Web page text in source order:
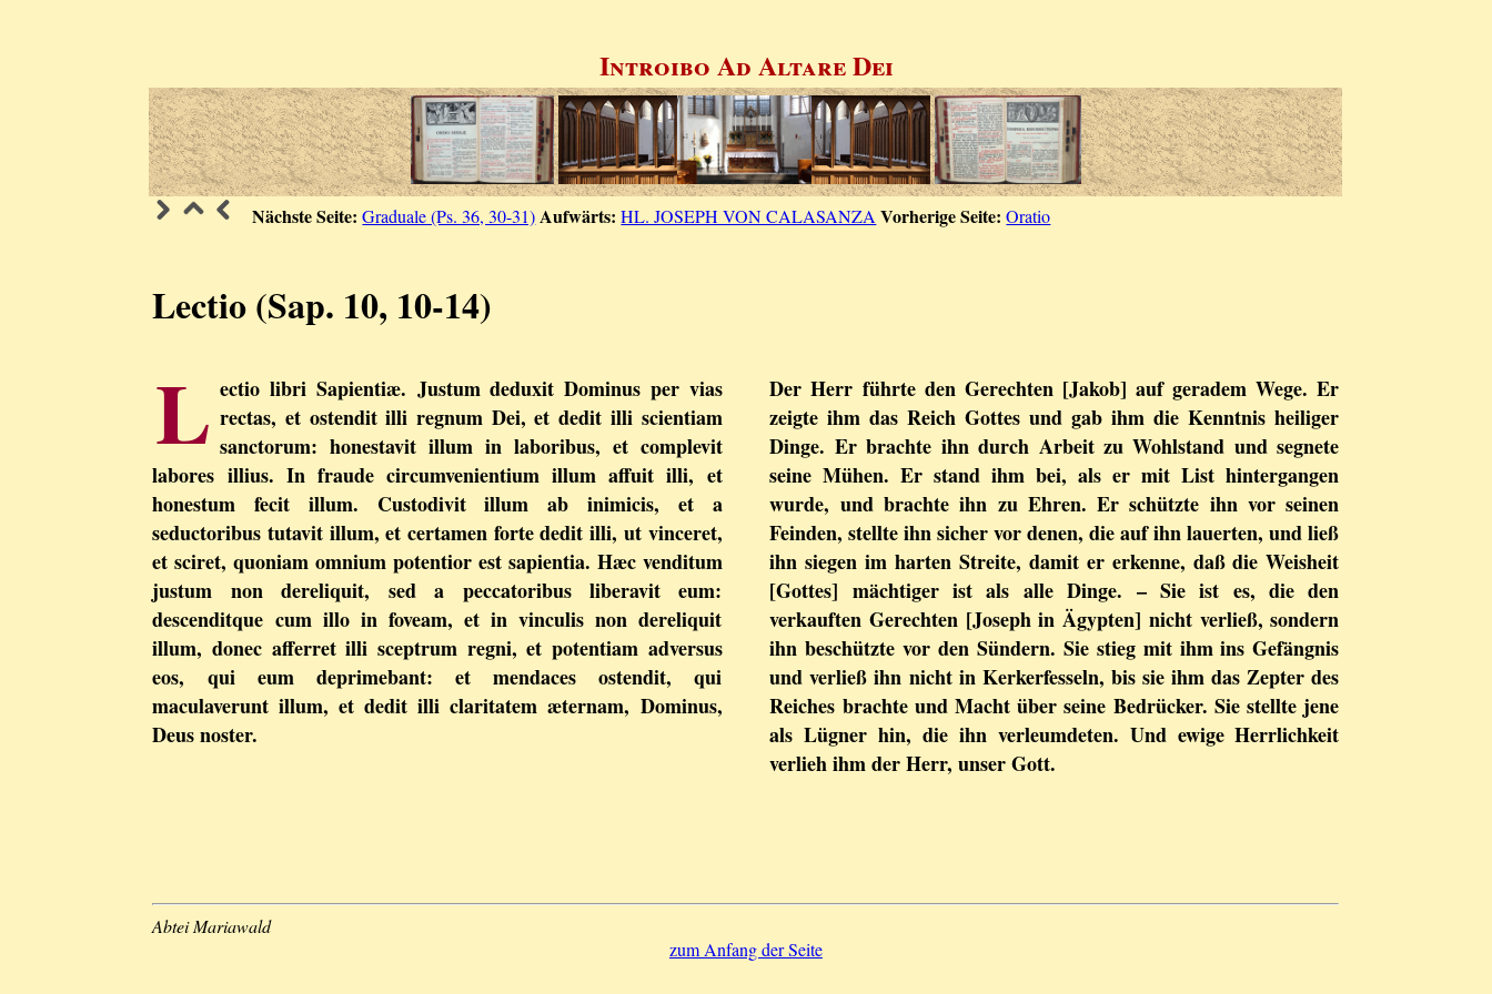
Introibo Ad Altare Dei
Nächste Seite: Graduale (Ps. 36, 30-31) Aufwärts: HL. JOSEPH VON CALASANZA Vorherige Seite: Oratio
Lectio (Sap. 10, 10-14)
L ectio libri Sapientiæ. Justum deduxit Dominus per vias
rectas, et ostendit illi regnum Dei, et dedit illi scientiam
sanctorum: honestavit illum in laboribus, et complevit
labores illius. In fraude circumvenientium illum affuit illi, et
honestum fecit illum. Custodivit illum ab inimicis, et a
seductoribus tutavit illum, et certamen forte dedit illi, ut vinceret,
et sciret, quoniam omnium potentior est sapientia. Hæc venditum
justum non dereliquit, sed a peccatoribus liberavit eum:
descenditque cum illo in foveam, et in vinculis non dereliquit
illum, donec afferret illi sceptrum regni, et potentiam adversus
eos, qui eum deprimebant: et mendaces ostendit, qui
maculaverunt illum, et dedit illi claritatem æternam, Dominus,
Deus noster.
Der Herr führte den Gerechten [Jakob] auf geradem Wege. Er
zeigte ihm das Reich Gottes und gab ihm die Kenntnis heiliger
Dinge. Er brachte ihn durch Arbeit zu Wohlstand und segnete
seine Mühen. Er stand ihm bei, als er mit List hintergangen
wurde, und brachte ihn zu Ehren. Er schützte ihn vor seinen
Feinden, stellte ihn sicher vor denen, die auf ihn lauerten, und ließ
ihn siegen im harten Streite, damit er erkenne, daß die Weisheit
[Gottes] mächtiger ist als alle Dinge. – Sie ist es, die den
verkauften Gerechten [Joseph in Ägypten] nicht verließ, sondern
ihn beschützte vor den Sündern. Sie stieg mit ihm ins Gefängnis
und verließ ihn nicht in Kerkerfesseln, bis sie ihm das Zepter des
Reiches brachte und Macht über seine Bedrücker. Sie stellte jene
als Lügner hin, die ihn verleumdeten. Und ewige Herrlichkeit
verlieh ihm der Herr, unser Gott.
Abtei Mariawald
zum Anfang der Seite